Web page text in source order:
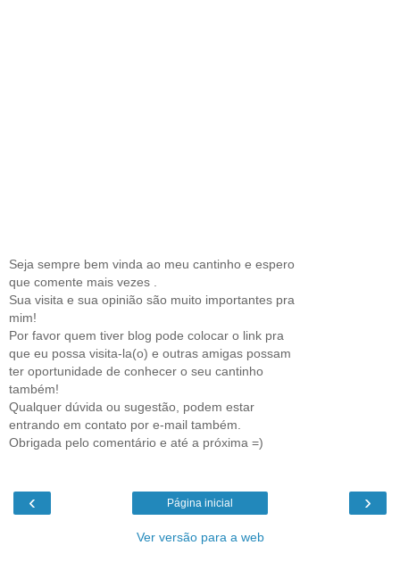
Seja sempre bem vinda ao meu cantinho e espero
que comente mais vezes .
Sua visita e sua opinião são muito importantes pra
mim!
Por favor quem tiver blog pode colocar o link pra
que eu possa visita-la(o) e outras amigas possam
ter oportunidade de conhecer o seu cantinho
também!
Qualquer dúvida ou sugestão, podem estar
entrando em contato por e-mail também.
Obrigada pelo comentário e até a próxima =)
‹ ›
Página inicial
Ver versão para a web